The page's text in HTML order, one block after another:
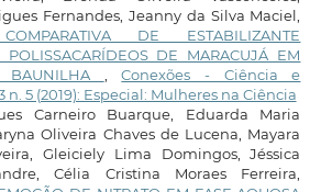
Fernandes, Jeanny da Silva Maciel,
DE ESTABILIZANTE
POLISSACARÍDEOS DE MARACUJÁ EM
BAUNILHA
,Conexões - Ciência e
n. 5 (2019): Especial: Mulheres na Ciência
Carneiro Buarque, Eduarda Maria
Oliveira Chaves de Lucena, Mayara
Gleiciely Lima Domingos, Jéssica
Célia Cristina Moraes Ferreira,